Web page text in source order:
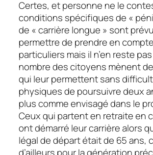
Certes, et personne ne le
conditions spécifiques de «
de « carrière longue » sont
permettre de prendre en
particuliers mais il n’en reste
nombre des citoyens mènent
qui leur permettent sans
physiques de poursuivre deux
plus comme envisagé dans le
Ceux qui partent en retraite en
ont démarré leur carrière alors
légal de départ était de 65 ans,